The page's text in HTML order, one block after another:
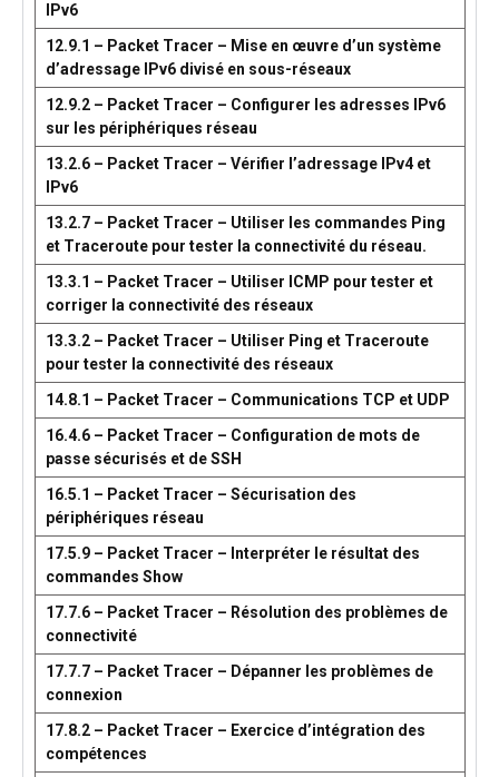
IPv6
12.9.1 – Packet Tracer – Mise en œuvre d’un système
d’adressage IPv6 divisé en sous-réseaux
12.9.2 – Packet Tracer – Configurer les adresses IPv6
sur les périphériques réseau
13.2.6 – Packet Tracer – Vérifier l’adressage IPv4 et
IPv6
13.2.7 – Packet Tracer – Utiliser les commandes Ping
et Traceroute pour tester la connectivité du réseau.
13.3.1 – Packet Tracer – Utiliser ICMP pour tester et
corriger la connectivité des réseaux
13.3.2 – Packet Tracer – Utiliser Ping et Traceroute
pour tester la connectivité des réseaux
14.8.1 – Packet Tracer – Communications TCP et UDP
16.4.6 – Packet Tracer – Configuration de mots de
passe sécurisés et de SSH
16.5.1 – Packet Tracer – Sécurisation des
périphériques réseau
17.5.9 – Packet Tracer – Interpréter le résultat des
commandes Show
17.7.6 – Packet Tracer – Résolution des problèmes de
connectivité
17.7.7 – Packet Tracer – Dépanner les problèmes de
connexion
17.8.2 – Packet Tracer – Exercice d’intégration des
compétences